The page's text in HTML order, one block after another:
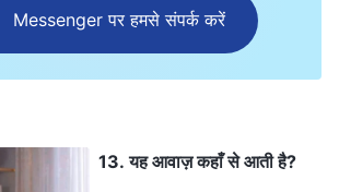
Messenger पर हमसे संपर्क करें
13. यह आवाज़ कहाँ से आती है?